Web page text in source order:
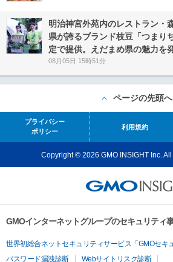
明治神宮外苑内のレストラン・
県が誇るブランド枝豆「つまり
定で提供。えだまめ県の魅力を
08月05日 15時51分
ページの先頭へ
プライバシー
ポリシー
利用規約
Copyright © 2026 GMO INSIGHT Inc. All
GMOインターネットグループのセキュリティ
世界初総合ネットセキュリティサービス「GMOセキ
パスワード漏洩診断
Webサイトリスク診断